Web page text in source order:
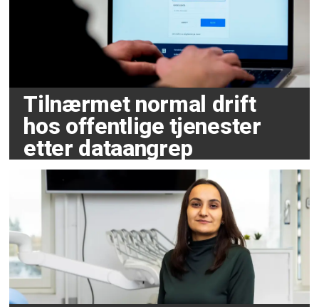
Tilnærmet normal drift
hos offentlige tjenester
etter dataangrep